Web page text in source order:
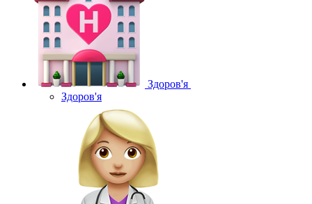
Здоров'я
Здоров'я